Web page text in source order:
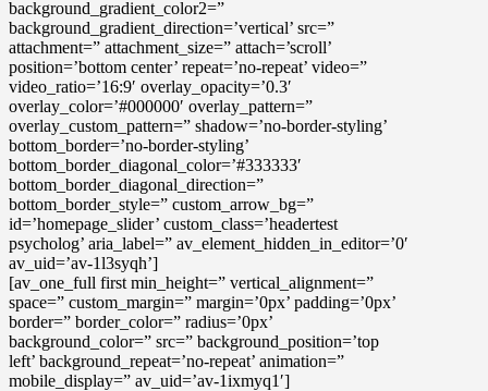
background_gradient_color2=”
background_gradient_direction=’vertical’ src=”
attachment=” attachment_size=” attach=’scroll’
position=’bottom center’ repeat=’no-repeat’ video=”
video_ratio=’16:9′ overlay_opacity=’0.3′
overlay_color=’#000000′ overlay_pattern=”
overlay_custom_pattern=” shadow=’no-border-styling’
bottom_border=’no-border-styling’
bottom_border_diagonal_color=’#333333′
bottom_border_diagonal_direction=”
bottom_border_style=” custom_arrow_bg=”
id=’homepage_slider’ custom_class=’headertest
psycholog’ aria_label=” av_element_hidden_in_editor=’0′
av_uid=’av-1l3syqh’]
[av_one_full first min_height=” vertical_alignment=”
space=” custom_margin=” margin=’0px’ padding=’0px’
border=” border_color=” radius=’0px’
background_color=” src=” background_position=’top
left’ background_repeat=’no-repeat’ animation=”
mobile_display=” av_uid=’av-1ixmyq1′]